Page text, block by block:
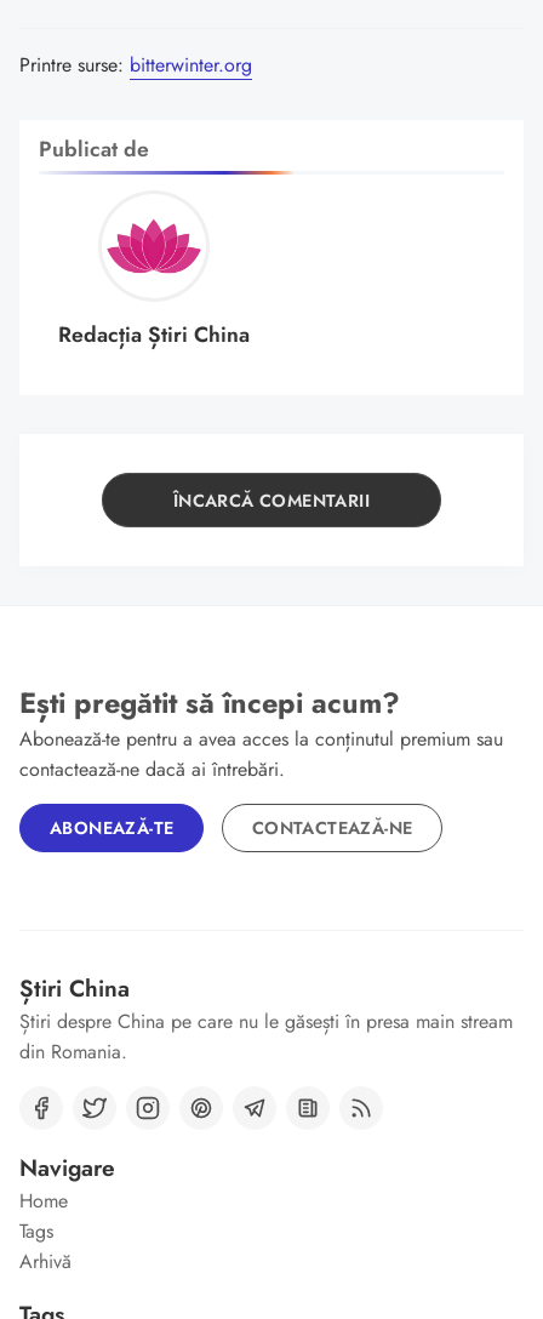
Printre surse: bitterwinter.org
Publicat de
Redacția Știri China
ÎNCARCĂ COMENTARII
Ești pregătit să începi acum?
Abonează-te pentru a avea acces la conținutul premium sau
contactează-ne dacă ai întrebări.
ABONEAZĂ-TE CONTACTEAZĂ-NE
Știri China
Știri despre China pe care nu le găsești în presa main stream
din Romania.
Navigare
Home
Tags
Arhivă